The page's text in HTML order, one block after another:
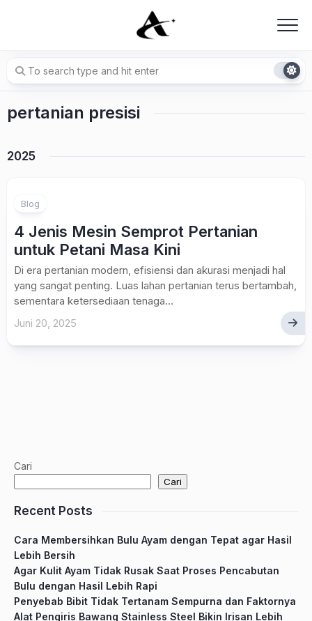
pertanian presisi
2025
Blog
4 Jenis Mesin Semprot Pertanian
untuk Petani Masa Kini
Di era pertanian modern, efisiensi dan akurasi menjadi hal
yang sangat penting. Luas lahan pertanian terus bertambah,
sementara ketersediaan tenaga...
Juni 20, 2025
Cari
Cari
Recent Posts
Cara Membersihkan Bulu Ayam dengan Tepat agar Hasil
Lebih Bersih
Agar Kulit Ayam Tidak Rusak Saat Proses Pencabutan
Bulu dengan Hasil Lebih Rapi
Penyebab Bibit Tidak Tertanam Sempurna dan Faktornya
Alat Pengiris Bawang Stainless Steel Bikin Irisan Lebih